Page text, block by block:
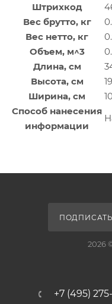
Штрихкод
Вес брутто, кг
Вес нетто, кг
Объем, м^3
Длина, см
Высота, см
Ширина, см
Способ нанесения
информации
2026
+7 (495) 275-